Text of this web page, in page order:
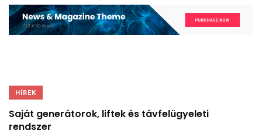
HÍREK
Saját generátorok, liftek és távfelügyeleti
rendszer